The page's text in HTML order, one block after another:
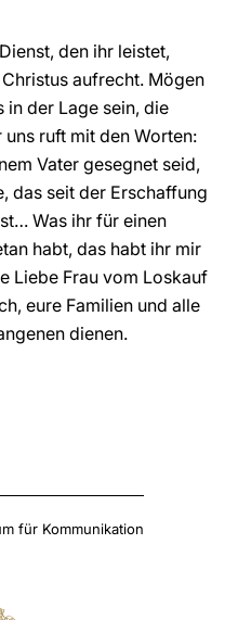
den ihr leistet,
aufrecht. Mögen
in der Lage sein, die
ruft mit den Worten:
Vater gesegnet seid,
das seit der Erschaffung
Was ihr für einen
habt, das habt ihr mir
Liebe Frau vom Loskauf
eure Familien und alle
dienen.
für Kommunikation